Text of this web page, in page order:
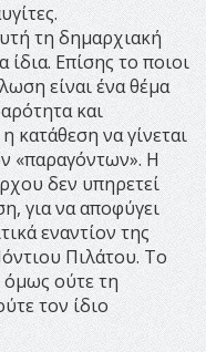
τη δημαρχιακή
Επίσης το ποιοι
είναι ένα θέμα
και
κατάθεση να γίνεται
«παραγόντων». Η
δεν υπηρετεί
για να αποφύγει
εναντίον της
Πιλάτου. Το
ούτε τη
τον ίδιο